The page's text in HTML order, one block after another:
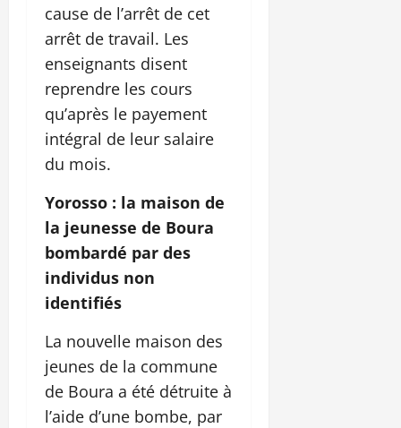
cause de l’arrêt de cet
arrêt de travail. Les
enseignants disent
reprendre les cours
qu’après le payement
intégral de leur salaire
du mois.
Yorosso : la maison de
la jeunesse de Boura
bombardé par des
individus non
identifiés
La nouvelle maison des
jeunes de la commune
de Boura a été détruite à
l’aide d’une bombe, par